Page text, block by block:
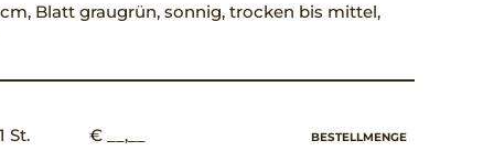
Blatt graugrün, sonnig, trocken bis mittel,
St. € __,__ BESTELLMENGE